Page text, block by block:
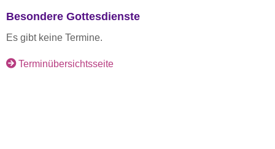
Besondere Gottesdienste
Es gibt keine Termine.
Terminübersichtsseite